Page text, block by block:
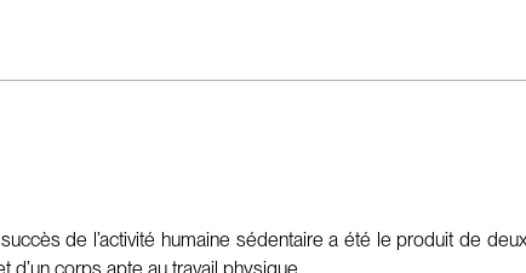
de l’activité humaine sédentaire a été le produit de
d’un corps apte au travail physique.